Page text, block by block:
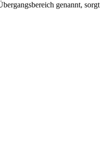
genannt, sorgt